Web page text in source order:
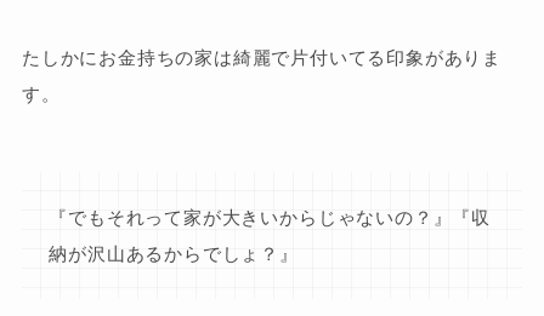
たしかにお金持ちの家は綺麗で片付いてる印象がありま
す。
『でもそれって家が大きいからじゃないの？』『収
納が沢山あるからでしょ？』